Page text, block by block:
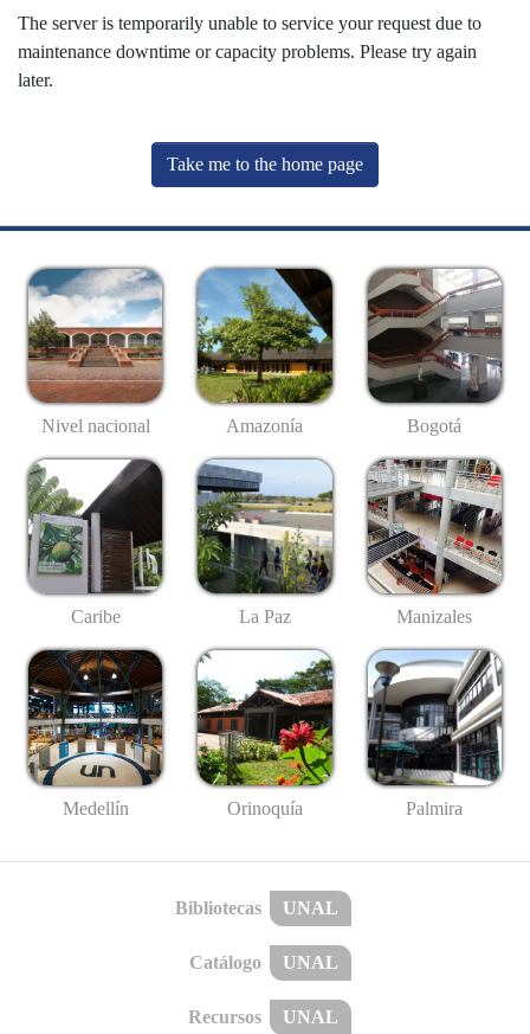
The server is temporarily unable to service your request due to
maintenance downtime or capacity problems. Please try again
later.
Take me to the home page
Nivel nacional Amazonía Bogotá
Caribe La Paz Manizales
Medellín Orinoquía Palmira
Bibliotecas UNAL
Catálogo UNAL
Recursos UNAL